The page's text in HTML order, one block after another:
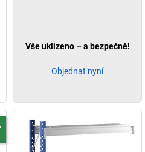
Vše uklizeno – a bezpečně!
Objednat nyní